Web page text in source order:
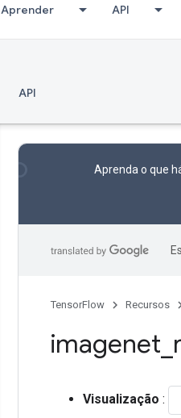
Aprender API
API
Aprenda o que
TensorFlow Recursos
imagenet
Visualização :